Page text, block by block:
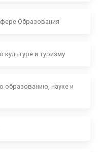
Образования
культуре и туризму
образованию, науке и